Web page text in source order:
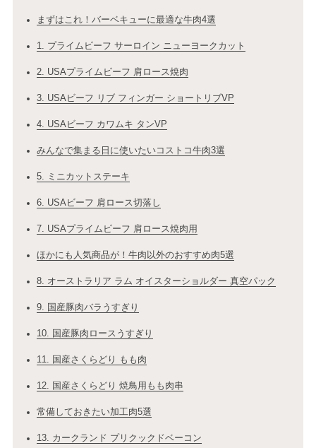
まずはこれ！バーベキューに最適な牛肉4選
1. プライムビーフ サーロイン ニューヨークカット
2. USAプライムビーフ 肩ロース焼肉
3. USAビーフ リブ フィンガー ショートリブVP
4. USAビーフ カワムキ タンVP
みんなで集まる日に使いたいコストコ牛肉3選
5. ミニカットステーキ
6. USAビーフ 肩ロース切落し
7. USAプライムビーフ 肩ロース焼肉用
ほかにも人気商品が！牛肉以外のおすすめ肉5選
8. オーストラリア ラム オイスターショルダー 真空パック
9. 国産豚肉バラうすぎり
10. 国産豚肉ロースうすぎり
11. 国産さくらどり もも肉
12. 国産さくらどり 焼鳥用もも肉串
常備しておきたい加工肉5選
13. カークランド プリクックドベーコン